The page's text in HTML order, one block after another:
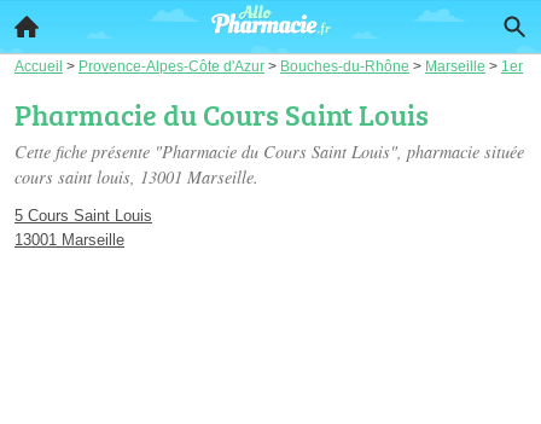
Accueil > Provence-Alpes-Côte d'Azur > Bouches-du-Rhône > Marseille > 1er
Pharmacie du Cours Saint Louis
Cette fiche présente "Pharmacie du Cours Saint Louis", pharmacie située
cours saint louis, 13001 Marseille.
5 Cours Saint Louis
13001 Marseille